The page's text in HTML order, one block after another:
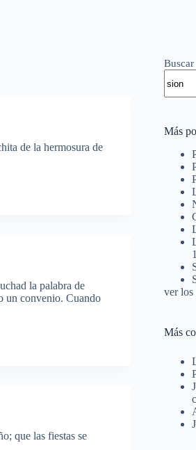
de la hermosura de
la palabra de
un convenio. Cuando
que las fiestas se
Buscar
Más
ver los
Más